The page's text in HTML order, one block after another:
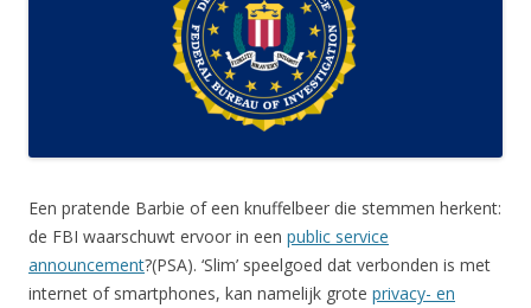
Een pratende Barbie of een knuffelbeer die stemmen herkent:
de FBI waarschuwt ervoor in een public service
announcement?(PSA). ‘Slim’ speelgoed dat verbonden is met
internet of smartphones, kan namelijk grote privacy- en